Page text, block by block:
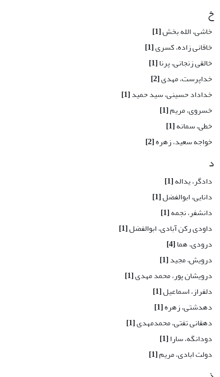
خ
خاشی، الله بخش[1]
خاقانی زاده، کسری[1]
خالقی زنجانی، پرنا[1]
خداپرست، مهدی[2]
خداداد حسینی، سید حمید[1]
خسروی، مریم[1]
خطی، سمانه[1]
خواجه سعید، زهره[2]
د
دادگر، یداله[1]
دانایی، ابوالفضل[1]
دانشفر، نجمه[1]
داودی رکن آبادی، ابوالفضل[1]
درودی، هما[4]
درویش، مجید[1]
درویشان پور، محمد مهدی[1]
دﻟﻔﺮاز، اﺳﻤﺎﻋﯿﻞ[1]
دهدشتی، زهره[1]
دهقانی تفتی، محمدمهدی[1]
دودانگه، سارا[1]
دولت ابادی، مریم[1]